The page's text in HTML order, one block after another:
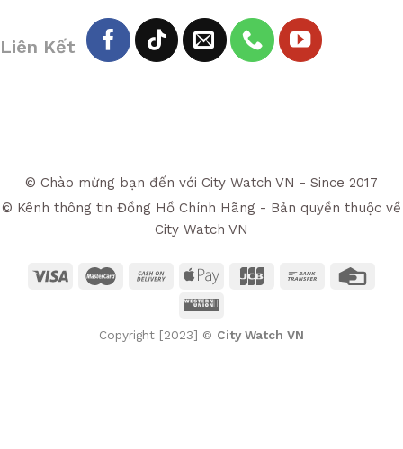
Liên Kết
© Chào mừng bạn đến với City Watch VN - Since 2017
© Kênh thông tin Đồng Hồ Chính Hãng - Bản quyền thuộc về
City Watch VN
Copyright [2023] © City Watch VN